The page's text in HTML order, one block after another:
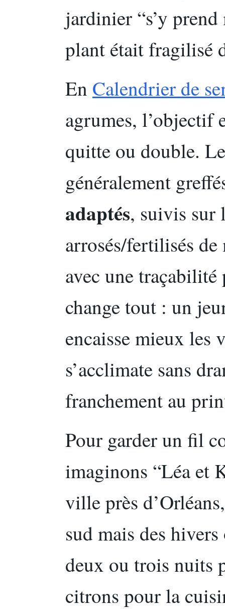
jardinier “s’y
plant était fragilisé
En Calendrier de
agrumes, l’objectif
quitte ou double.
généralement
adaptés, suivis sur
arrosés/fertilisés
avec une
change tout : un
encaisse mieux les
s’acclimate sans
franchement au
Pour garder un fil
imaginons “Léa et
ville près
sud mais des hivers
deux ou trois nuits
citrons pour la